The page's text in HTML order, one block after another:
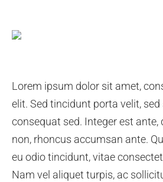
Lorem ipsum dolor sit amet,
elit. Sed tincidunt porta velit,
consequat sed. Integer est
non, rhoncus accumsan ante.
eu odio tincidunt, vitae
Nam vel aliquet turpis, ac